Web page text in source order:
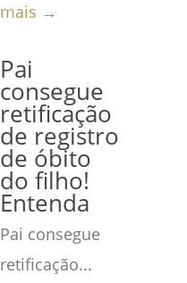
mais →
Pai
consegue
retificação
de registro
de óbito
do filho!
Entenda
Pai consegue
retificação...